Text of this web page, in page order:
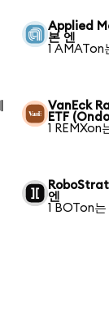
Applied
본 엔
1
VanEck
ETF
1 REMXon
엔
1 BOTon